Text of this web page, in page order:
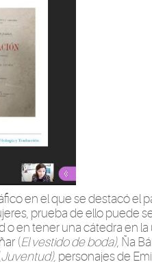
en el que se destacó el
prueba de ello puede
en tener una cátedra en la
(El vestido de boda), Ña
Juventud), personajes de